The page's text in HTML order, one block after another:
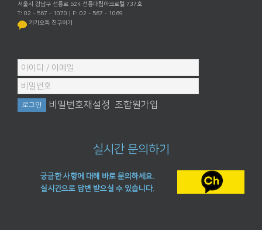
서울시 강남구 선릉로 524 선릉대림아크로텔 737호
T: 02 - 567 - 1070 | F: 02 - 567 - 1069
카카오톡 친구하기
비밀번호재설정 조합원가입
실시간 문의하기
궁금한 사항에 대해 바로 문의하세요.
실시간으로 답변 받으실 수 있습니다.